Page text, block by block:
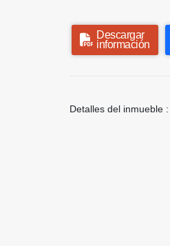
Descargar
información
Detalles del inmueble :